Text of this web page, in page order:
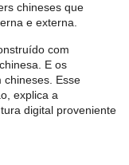
chineses que
e externa.
com
E os
chineses. Esse
explica a
digital proveniente